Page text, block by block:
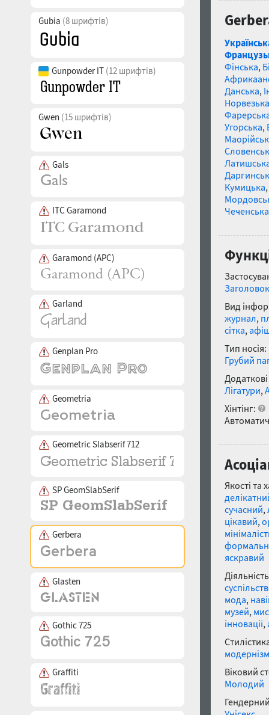
Gubia (8 шрифтів)
Gunpowder IT (12 шрифтів)
Gwen (15 шрифтів)
Gals
ITC Garamond
Garamond (APC)
Garland
Genplan Pro
Geometria
Geometric Slabserif 712
SP GeomSlabSerif
Gerbera
Glasten
Gothic 725
Graffiti
Фінська,
Данська,
Норвезька
Угорська,
Кумицька,
Чеченська
Заголовок
Вид
журнал,
сітка,
Тип носія:
Грубий
Лігатури,
Хінтінг:
Якості та
сучасний,
цікавий,
яскравий
мода,
музей,
інновації,
модернізм
Віковий
Молодий